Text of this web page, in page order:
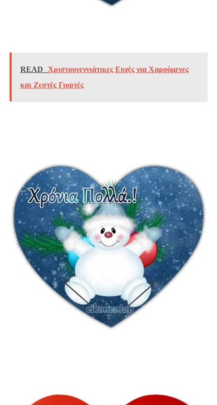
READ
Χριστουγεννιάτικες Ευχές για Χαρούμενες
και Ζεστές Γιορτές